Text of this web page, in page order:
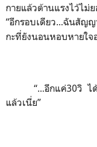
กายแล้วต้านแรงไว้ไ
“อีกรอบเดียว...ฉันสัญ
กะที่ยังนอนหอบหายใ
“...อีกแค่30วิ
แล้วเนี่ย”